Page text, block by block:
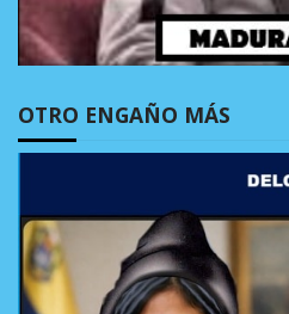
OTRO ENGAÑO MÁS